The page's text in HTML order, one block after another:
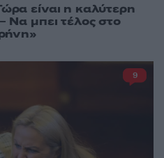
είναι η καλύτερη
Να μπει τέλος στο
9